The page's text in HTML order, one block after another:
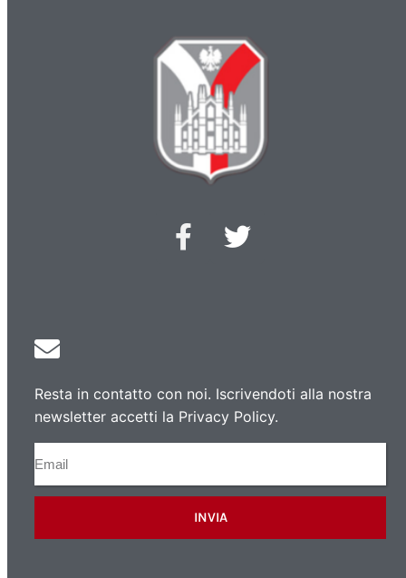
Resta in contatto con noi. Iscrivendoti alla nostra
newsletter accetti la Privacy Policy.
INVIA